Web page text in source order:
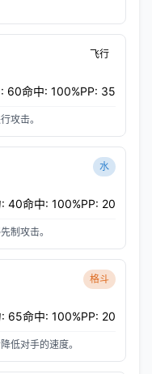
飞行
60命中: 100%PP: 35
攻击。
水
: 40命中: 100%PP: 20
制攻击。
格斗
: 65命中: 100%PP: 20
低对手的速度。